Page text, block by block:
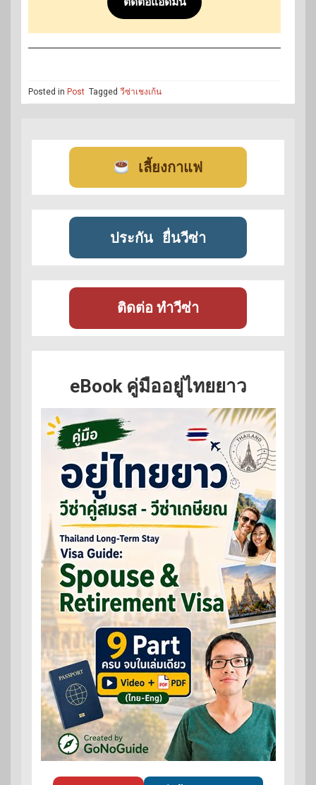
Posted in Post Tagged วีซ่าเชงเก้น
เลี้ยงกาแฟ
ประกัน ยื่นวีซ่า
ติดต่อ ทำวีซ่า
eBook คู่มืออยู่ไทยยาว